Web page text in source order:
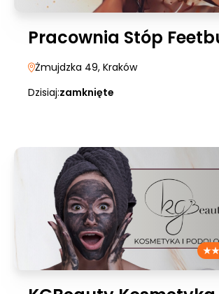
Pracownia Stóp
Żmujdzka 49, Kraków
Dzisiaj:zamknięte